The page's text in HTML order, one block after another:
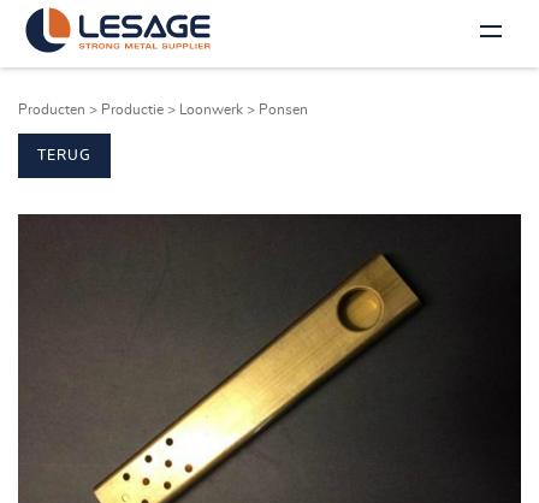
Producten > Productie > Loonwerk > Ponsen
TERUG